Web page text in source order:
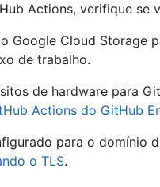
Actions, verifique se
Google Cloud Storage
de trabalho.
de hardware para
Actions do GitHub
para o domínio
o TLS.